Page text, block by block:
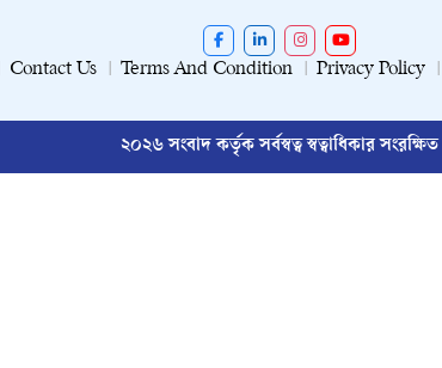
Contact Us Terms And Condition Privacy Policy
২০২৬ সংবাদ কর্তৃক সর্বস্বত্ব স্বত্বাধিকার সংরক্ষিত